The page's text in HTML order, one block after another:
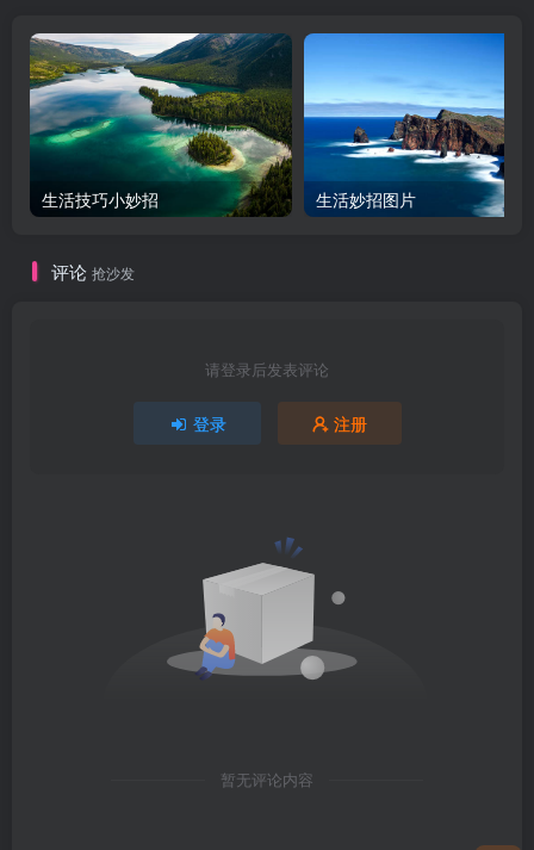
生活技巧小妙招 生活妙招图片
评论 抢沙发
请登录后发表评论
登录 注册
暂无评论内容